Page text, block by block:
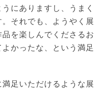
にありますし、うまく
それでも、ようやく展
を楽しんでくださるお
かったな、という満足
足いただけるような展